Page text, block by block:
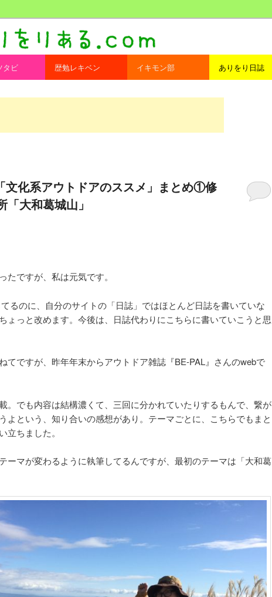
る.com
う。
タビ 歴勉レキベン イキモン部 ありをり日誌
文化系アウトドアのススメ」まとめ①修
大和葛城山」
たですが、私は元気です。
るのに、自分のサイトの「日誌」ではほとんど日誌を書いていな
ょっと改めます。今後は、日誌代わりにこちらに書いていこうと思
てですが、昨年年末からアウトドア雑誌『BE-PAL』さんのwebで
。でも内容は結構濃くて、三回に分かれていたりするもんで、繋が
よという、知り合いの感想があり。テーマごとに、こちらでもまと
立ちました。
ーマが変わるように執筆してるんですが、最初のテーマは「大和葛